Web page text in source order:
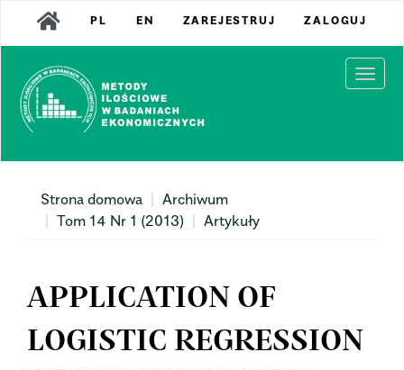
Main
Navigation
Content
Sidebar
PL EN ZAREJESTRUJ ZALOGUJ
Strona domowa
Archiwum
Tom 14 Nr 1 (2013)
Artykuły
APPLICATION OF
LOGISTIC REGRESSION